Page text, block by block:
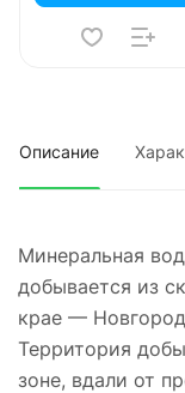
Описание
Минеральная
добывается из
крае —
Территория
зоне, вдали от